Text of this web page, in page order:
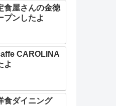
食屋さんの金徳
プンしたよ
CAROLINA
よ
食ダイニング